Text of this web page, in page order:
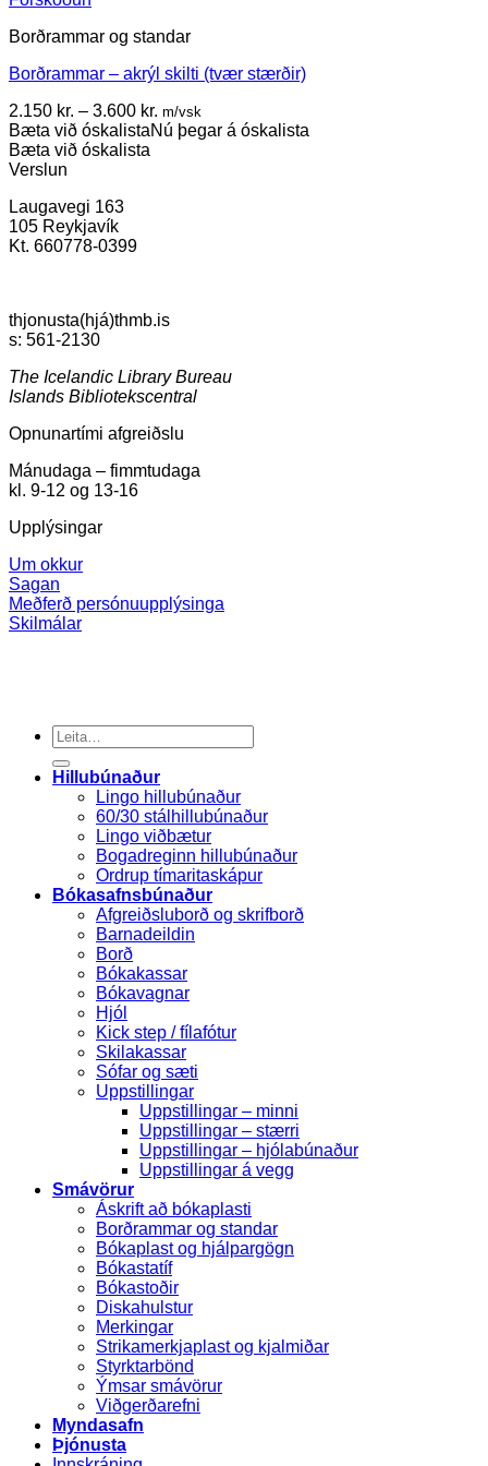
has
variants.
options
may
be
chosen
the
product
page
Borðrammar og standar
Borðrammar – akrýl skilti (tvær stærðir)
2.150 kr. – 3.600 kr. Price
range:
m/vsk
Bæta við óskalistaNú þegar á óskalista
Bæta við óskalista
Verslun
Laugavegi 163
105 Reykjavík
Kt. 660778-0399
thjonusta(hjá)thmb.is
s: 561-2130
The Icelandic Library Bureau
Islands Bibliotekscentral
Opnunartími afgreiðslu
Mánudaga – fimmtudaga
kl. 9-12 og 13-16
Upplýsingar
Um okkur
Sagan
Meðferð persónuupplýsinga
Skilmálar
Search
for:
Hillubúnaður
Lingo hillubúnaður
60/30 stálhillubúnaður
Lingo viðbætur
Bogadreginn hillubúnaður
Ordrup tímaritaskápur
Bókasafnsbúnaður
Afgreiðsluborð og skrifborð
Barnadeildin
Borð
Bókakassar
Bókavagnar
Hjól
Kick step / fílafótur
Skilakassar
Sófar og sæti
Uppstillingar
Uppstillingar – minni
Uppstillingar – stærri
Uppstillingar – hjólabúnaður
Uppstillingar á vegg
Smávörur
Áskrift að bókaplasti
Borðrammar og standar
Bókaplast og hjálpargögn
Bókastatíf
Bókastoðir
Diskahulstur
Merkingar
Strikamerkjaplast og kjalmiðar
Styrktarbönd
Ýmsar smávörur
Viðgerðarefni
Myndasafn
Þjónusta